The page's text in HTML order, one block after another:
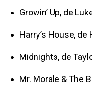
Growin’ Up, de
Harry’s House, de
Midnights, de
Mr. Morale & The